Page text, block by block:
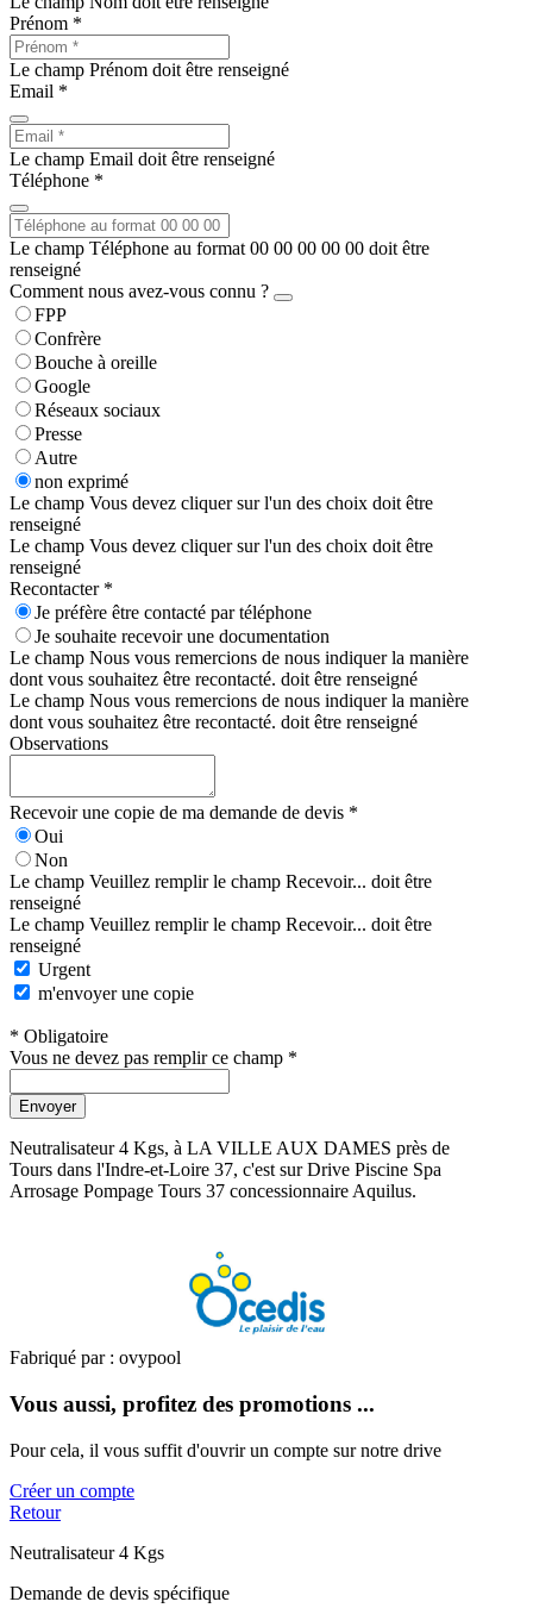
Prénom *
Le champ Prénom doit être renseigné
Email *
Le champ Email doit être renseigné
Téléphone *
Le champ Téléphone au format 00 00 00 00 00 doit être
renseigné
Comment nous avez-vous connu ?
FPP
Confrère
Bouche à oreille
Google
Réseaux sociaux
Presse
Autre
non exprimé
Le champ Vous devez cliquer sur l'un des choix doit être
renseigné
Le champ Vous devez cliquer sur l'un des choix doit être
renseigné
Recontacter *
Je préfère être contacté par téléphone
Je souhaite recevoir une documentation
Le champ Nous vous remercions de nous indiquer la manière
dont vous souhaitez être recontacté. doit être renseigné
Le champ Nous vous remercions de nous indiquer la manière
dont vous souhaitez être recontacté. doit être renseigné
Observations
Recevoir une copie de ma demande de devis *
Oui
Non
Le champ Veuillez remplir le champ Recevoir... doit être
renseigné
Le champ Veuillez remplir le champ Recevoir... doit être
renseigné
Urgent
m'envoyer une copie
* Obligatoire
Vous ne devez pas remplir ce champ *
Envoyer
Neutralisateur 4 Kgs, à LA VILLE AUX DAMES près de
Tours dans l'Indre-et-Loire 37, c'est sur Drive Piscine Spa
Arrosage Pompage Tours 37 concessionnaire Aquilus.
Fabriqué par : ovypool
Vous aussi, profitez des promotions ...
Pour cela, il vous suffit d'ouvrir un compte sur notre drive
Créer un compte
Retour
Neutralisateur 4 Kgs
Demande de devis spécifique